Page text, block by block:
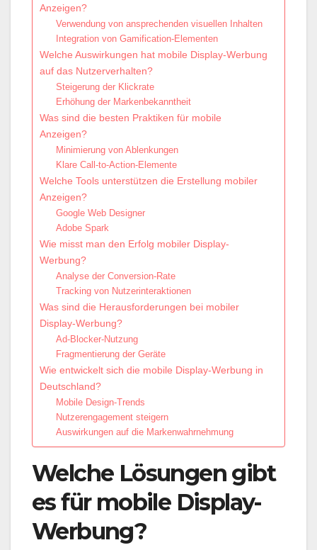
Anzeigen?
Verwendung von ansprechenden visuellen Inhalten
Integration von Gamification-Elementen
Welche Auswirkungen hat mobile Display-Werbung
auf das Nutzerverhalten?
Steigerung der Klickrate
Erhöhung der Markenbekanntheit
Was sind die besten Praktiken für mobile
Anzeigen?
Minimierung von Ablenkungen
Klare Call-to-Action-Elemente
Welche Tools unterstützen die Erstellung mobiler
Anzeigen?
Google Web Designer
Adobe Spark
Wie misst man den Erfolg mobiler Display-
Werbung?
Analyse der Conversion-Rate
Tracking von Nutzerinteraktionen
Was sind die Herausforderungen bei mobiler
Display-Werbung?
Ad-Blocker-Nutzung
Fragmentierung der Geräte
Wie entwickelt sich die mobile Display-Werbung in
Deutschland?
Mobile Design-Trends
Nutzerengagement steigern
Auswirkungen auf die Markenwahrnehmung
Welche Lösungen gibt
es für mobile Display-
Werbung?